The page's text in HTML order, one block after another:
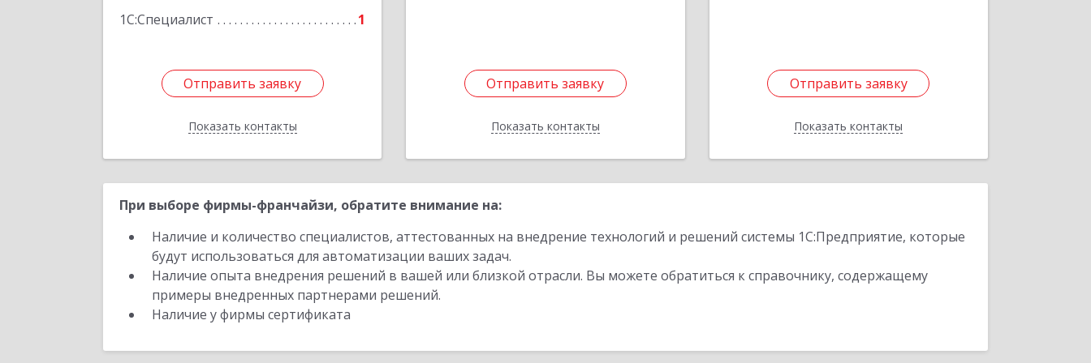
1С:Специалист 1
Отправить заявку
Показать контакты
Подробнее
Отправить заявку
Назад
Отправить заявку
Показать контакты
Отправить заявку
Назад
Отправить заявку
Показать контакты
Отправить заявку
Назад
При выборе фирмы-франчайзи, обратите внимание на:
Наличие и количество специалистов, аттестованных на внедрение технологий и решений системы 1С:Предприятие, которые
будут использоваться для автоматизации ваших задач.
Наличие опыта внедрения решений в вашей или близкой отрасли. Вы можете обратиться к справочнику, содержащему
примеры внедренных партнерами решений.
Наличие у фирмы сертификата